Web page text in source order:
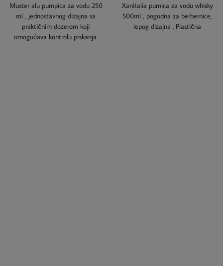
Muster alu pumpica za vodu 250
ml , jednostavnog dizajna sa
praktičnim dozerom koji
omogućava kontrolu prskanja.
Xanitalia pumica za vodu whisky
500ml , pogodna za berbernice,
lepog dizajna . Plastična